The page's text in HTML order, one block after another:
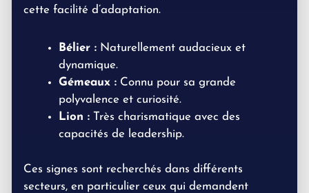
cette facilité d’adaptation.
Bélier : Naturellement audacieux et
dynamique.
Gémeaux : Connu pour sa grande
polyvalence et curiosité.
Lion : Très charismatique avec des
capacités de leadership.
Ces signes sont recherchés dans différents
secteurs, en particulier ceux qui demandent